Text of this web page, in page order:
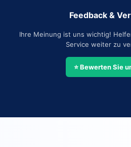
Feedback &
Ihre Meinung ist uns wichtig!
Service weiter zu
⭐ Bewerten Sie